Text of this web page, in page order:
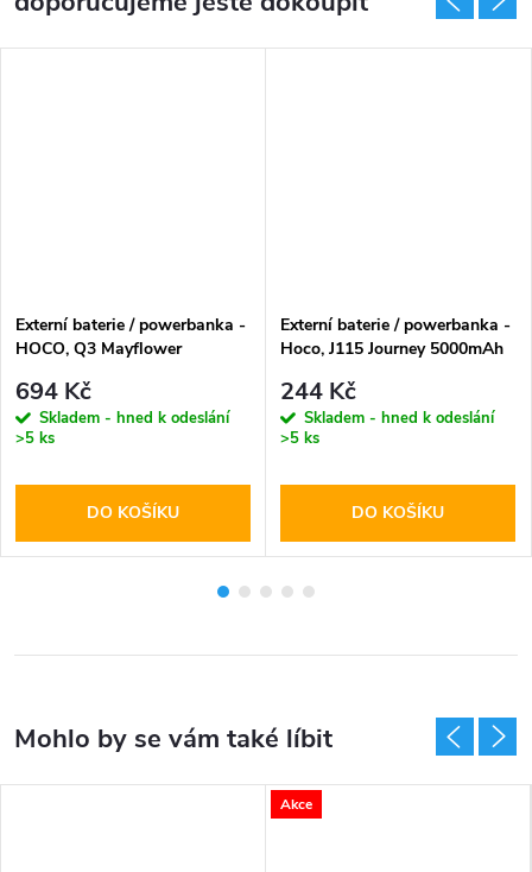
Externí baterie / powerbanka -
HOCO, Q3 Mayflower
Black
694 Kč
Skladem - hned k odeslání
>5 ks
DO KOŠÍKU
Externí baterie / powerbanka -
Hoco, J115 Journey 5000mAh
244 Kč
Skladem - hned k odeslání
>5 ks
DO KOŠÍKU
Akce